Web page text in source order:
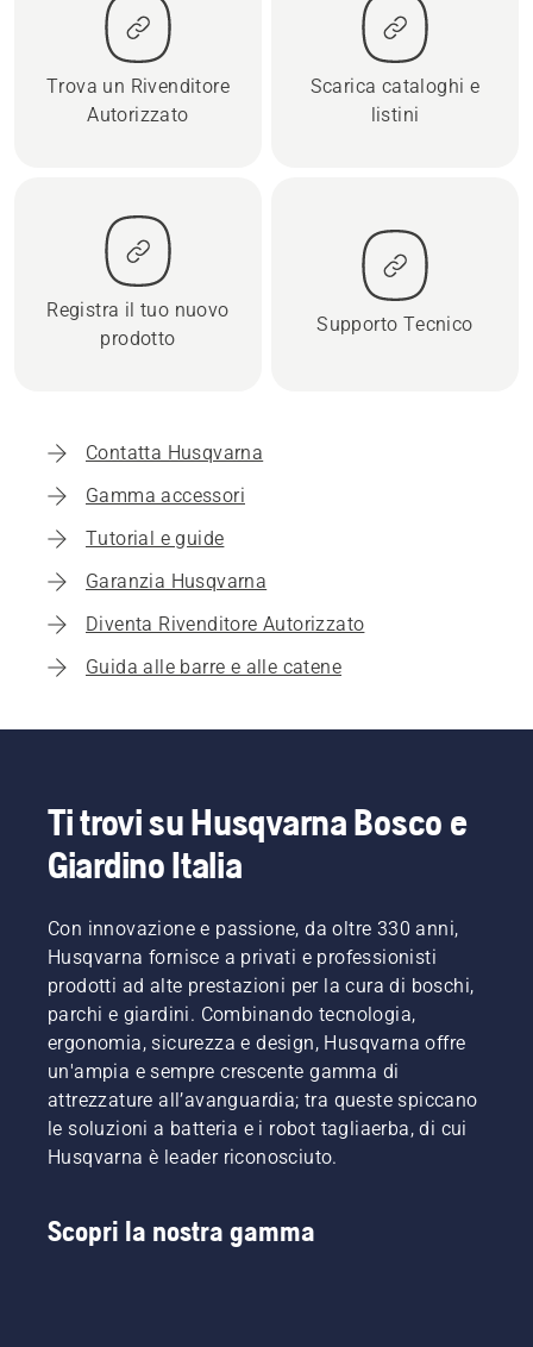
Trova un Rivenditore
Autorizzato
Scarica cataloghi e
listini
Registra il tuo nuovo
prodotto
Supporto Tecnico
Contatta Husqvarna
Gamma accessori
Tutorial e guide
Garanzia Husqvarna
Diventa Rivenditore Autorizzato
Guida alle barre e alle catene
Ti trovi su Husqvarna Bosco e
Giardino Italia
Con innovazione e passione, da oltre 330 anni,
Husqvarna fornisce a privati e professionisti
prodotti ad alte prestazioni per la cura di boschi,
parchi e giardini. Combinando tecnologia,
ergonomia, sicurezza e design, Husqvarna offre
un'ampia e sempre crescente gamma di
attrezzature all’avanguardia; tra queste spiccano
le soluzioni a batteria e i robot tagliaerba, di cui
Husqvarna è leader riconosciuto.
Scopri la nostra gamma